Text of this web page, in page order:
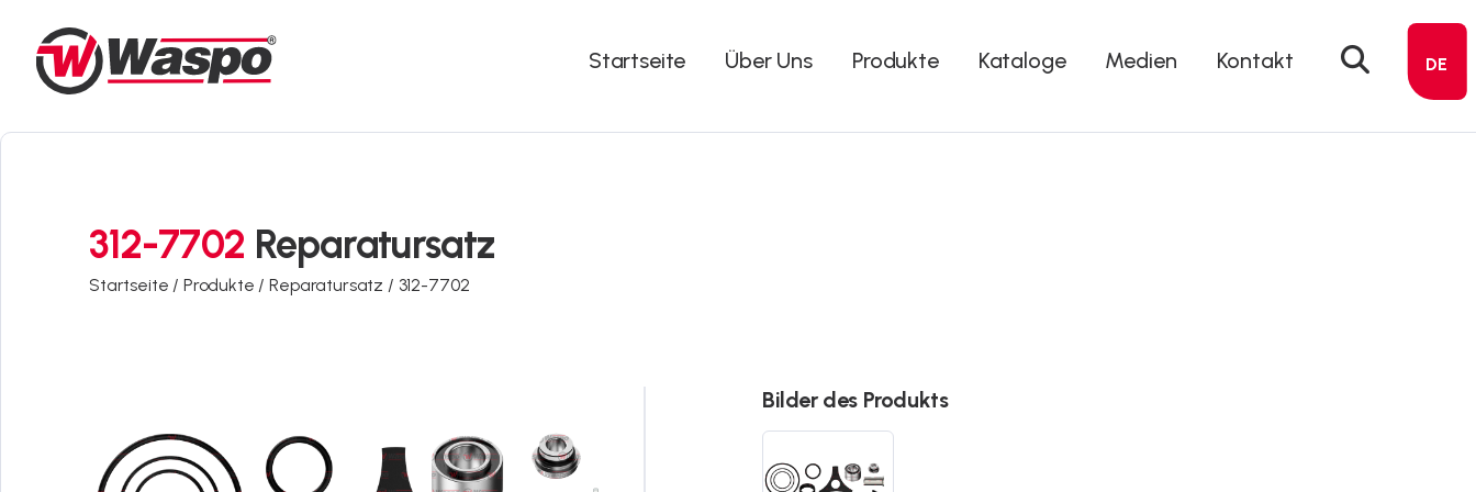
Startseite Über Uns Produkte Kataloge Medien Kontakt DE
312-7702 Reparatursatz
Startseite / Produkte /Reparatursatz / 312-7702
Bilder des Produkts